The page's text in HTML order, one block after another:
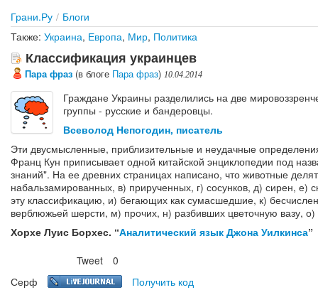
Грани.Ру / Блоги
Также: Украина, Европа, Мир, Политика
Классификация украинцев
Пара фраз (в блоге Пара фраз) 10.04.2014
Граждане Украины разделились на две
группы - русские и бандеровцы.
Всеволод Непогодин, писатель
Эти двусмысленные, приблизительные и неудачные
Франц Кун приписывает одной китайской энциклопедии под
знаний". На ее древних страницах написано, что животные
набальзамированных, в) прирученных, г) сосунков, д) сирен, е)
эту классификацию, и) бегающих как сумасшедшие, к)
верблюжьей шерсти, м) прочих, н) разбивших цветочную вазу,
Хорхе Луис Борхес. “Аналитический язык Джона Уилкинса”
Tweet
0
Серф
Получить код